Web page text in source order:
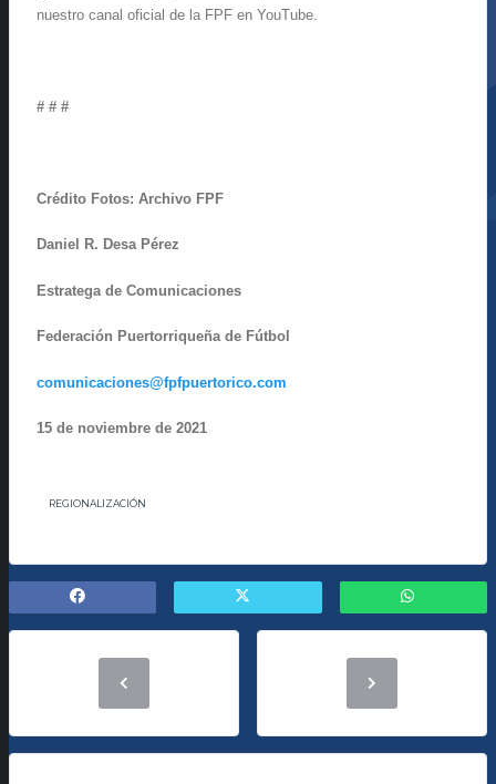
nuestro canal oficial de la FPF en YouTube.
# # #
Crédito Fotos: Archivo FPF
Daniel R. Desa Pérez
Estratega de Comunicaciones
Federación Puertorriqueña de Fútbol
comunicaciones@fpfpuertorico.com
15 de noviembre de 2021
REGIONALIZACIÓN